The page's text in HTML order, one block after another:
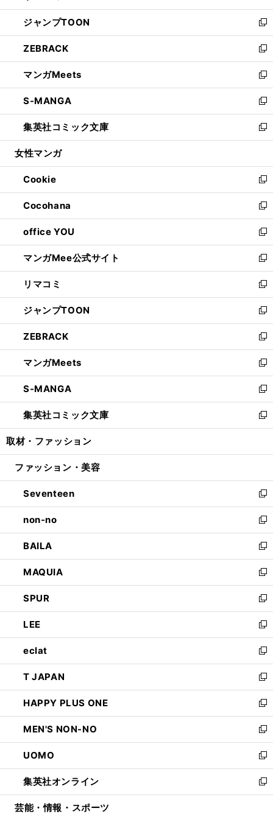
開
く
ウ
で
開
く
ン
ド
ウ
で
開
く
ウ
ィ
ン
ド
ウ
で
開
く
し
い
ウ
ィ
ン
ド
ウ
で
開
く
ジャンプTOON
新
し
い
ウ
ィ
ン
ド
ウ
で
開
ZEBRACK
新
し
い
ウ
ィ
ン
ド
ウ
開
く
マンガMeets
新
し
い
ウ
ィ
ン
ウ
で
開
く
S-MANGA
新
し
い
ウ
ン
ド
ウ
で
開
く
集英社コミック文庫
新
し
ウ
ィ
ン
ド
ウ
で
開
く
女性マンガ
Cookie
新
し
い
ウ
ィ
ン
ド
ウ
で
開
く
Cocohana
新
し
い
ウ
ィ
ン
ド
ウ
で
開
く
office YOU
新
し
い
ウ
ィ
ン
ド
ウ
で
開
く
マンガMee公式サイト
新
し
い
ウ
ィ
ン
ド
ウ
で
開
く
リマコミ
新
し
い
ウ
ィ
ン
ド
ウ
で
開
く
ジャンプTOON
新
し
い
ウ
ィ
ン
ド
ウ
で
開
ZEBRACK
新
し
い
ウ
ィ
ン
ド
ウ
開
マンガMeets
新
し
い
ウ
ィ
ン
ウ
開
く
S-MANGA
新
し
い
ウ
ン
ウ
で
開
く
集英社コミック文庫
新
し
ウ
ン
ド
ウ
で
開
く
取材・ファッション
ファッション・美容
Seventeen
新
し
い
ウ
ィ
ン
ド
ウ
で
開
く
non-no
新
し
い
ウ
ィ
ン
ド
ウ
で
開
く
BAILA
新
し
い
ウ
ィ
ン
ド
ウ
で
開
く
MAQUIA
新
し
い
ウ
ィ
ン
ド
ウ
で
開
く
SPUR
新
し
い
ウ
ィ
ン
ド
ウ
で
開
く
LEE
新
し
い
ウ
ィ
ン
ド
ウ
で
開
く
eclat
新
し
い
ウ
ィ
ン
ド
ウ
で
開
く
T JAPAN
新
し
い
ウ
ィ
ン
ド
ウ
で
開
HAPPY PLUS ONE
新
し
い
ウ
ィ
ン
ド
ウ
MEN'S NON-NO
新
し
い
ウ
ィ
ン
UOMO
新
し
い
ウ
集英社オンライン
新
し
芸能・情報・スポーツ